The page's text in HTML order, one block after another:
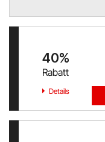
MediaMarkt
oeticket
HUMANIC
40%
Rabatt
Details